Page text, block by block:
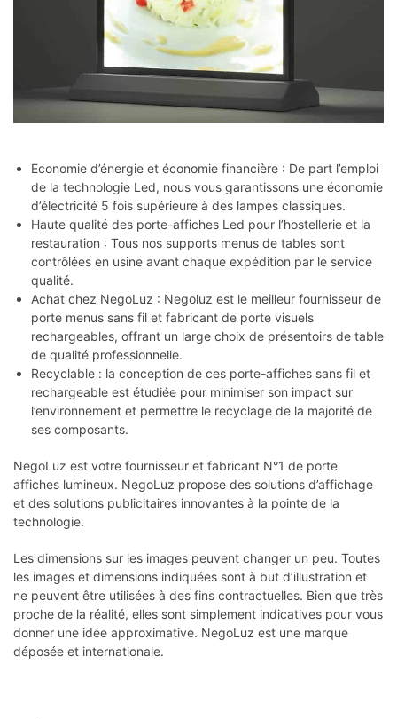
Economie d’énergie et économie financière : De part l’emploi
de la technologie Led, nous vous garantissons une économie
d’électricité 5 fois supérieure à des lampes classiques.
Haute qualité des porte-affiches Led pour l’hostellerie et la
restauration : Tous nos supports menus de tables sont
contrôlées en usine avant chaque expédition par le service
qualité.
Achat chez NegoLuz : Negoluz est le meilleur fournisseur de
porte menus sans fil et fabricant de porte visuels
rechargeables, offrant un large choix de présentoirs de table
de qualité professionnelle.
Recyclable : la conception de ces porte-affiches sans fil et
rechargeable est étudiée pour minimiser son impact sur
l’environnement et permettre le recyclage de la majorité de
ses composants.
NegoLuz est votre fournisseur et fabricant N°1 de porte
affiches lumineux. NegoLuz propose des solutions d’affichage
et des solutions publicitaires innovantes à la pointe de la
technologie.
Les dimensions sur les images peuvent changer un peu. Toutes
les images et dimensions indiquées sont à but d’illustration et
ne peuvent être utilisées à des fins contractuelles. Bien que très
proche de la réalité, elles sont simplement indicatives pour vous
donner une idée approximative. NegoLuz est une marque
déposée et internationale.